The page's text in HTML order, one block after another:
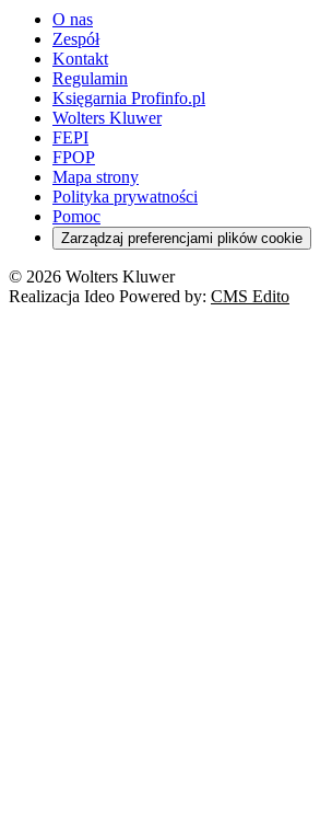
O nas
Zespół
Kontakt
Regulamin
Księgarnia Profinfo.pl
Wolters Kluwer
FEPI
FPOP
Mapa strony
Polityka prywatności
Pomoc
Zarządzaj preferencjami plików cookie
© 2026 Wolters Kluwer
Realizacja Ideo Powered by: CMS Edito